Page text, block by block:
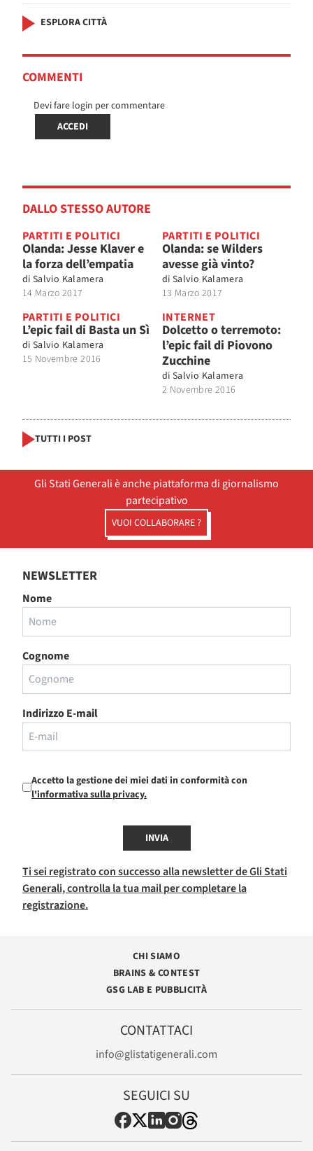
ESPLORA CITTÀ
COMMENTI
Devi fare login per commentare
ACCEDI
DALLO STESSO AUTORE
PARTITI E POLITICI
Olanda: Jesse Klaver e
la forza dell’empatia
di Salvio Kalamera
14 Marzo 2017
PARTITI E POLITICI
Olanda: se Wilders
avesse già vinto?
di Salvio Kalamera
13 Marzo 2017
PARTITI E POLITICI
L’epic fail di Basta un Sì
di Salvio Kalamera
15 Novembre 2016
INTERNET
Dolcetto o terremoto:
l’epic fail di Piovono
Zucchine
di Salvio Kalamera
2 Novembre 2016
TUTTI I POST
Gli Stati Generali è anche piattaforma di giornalismo
partecipativo
VUOI COLLABORARE ?
NEWSLETTER
Nome
Cognome
Indirizzo E-mail
Accetto la gestione dei miei dati in conformità con
l'informativa sulla privacy.
INVIA
Ti sei registrato con successo alla newsletter de Gli Stati
Generali, controlla la tua mail per completare la
registrazione.
CHI SIAMO
BRAINS & CONTEST
GSG LAB E PUBBLICITÀ
CONTATTACI
info@glistatigenerali.com
SEGUICI SU